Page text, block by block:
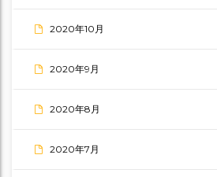
2020年10月
2020年9月
2020年8月
2020年7月